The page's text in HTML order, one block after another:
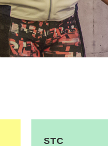
STC